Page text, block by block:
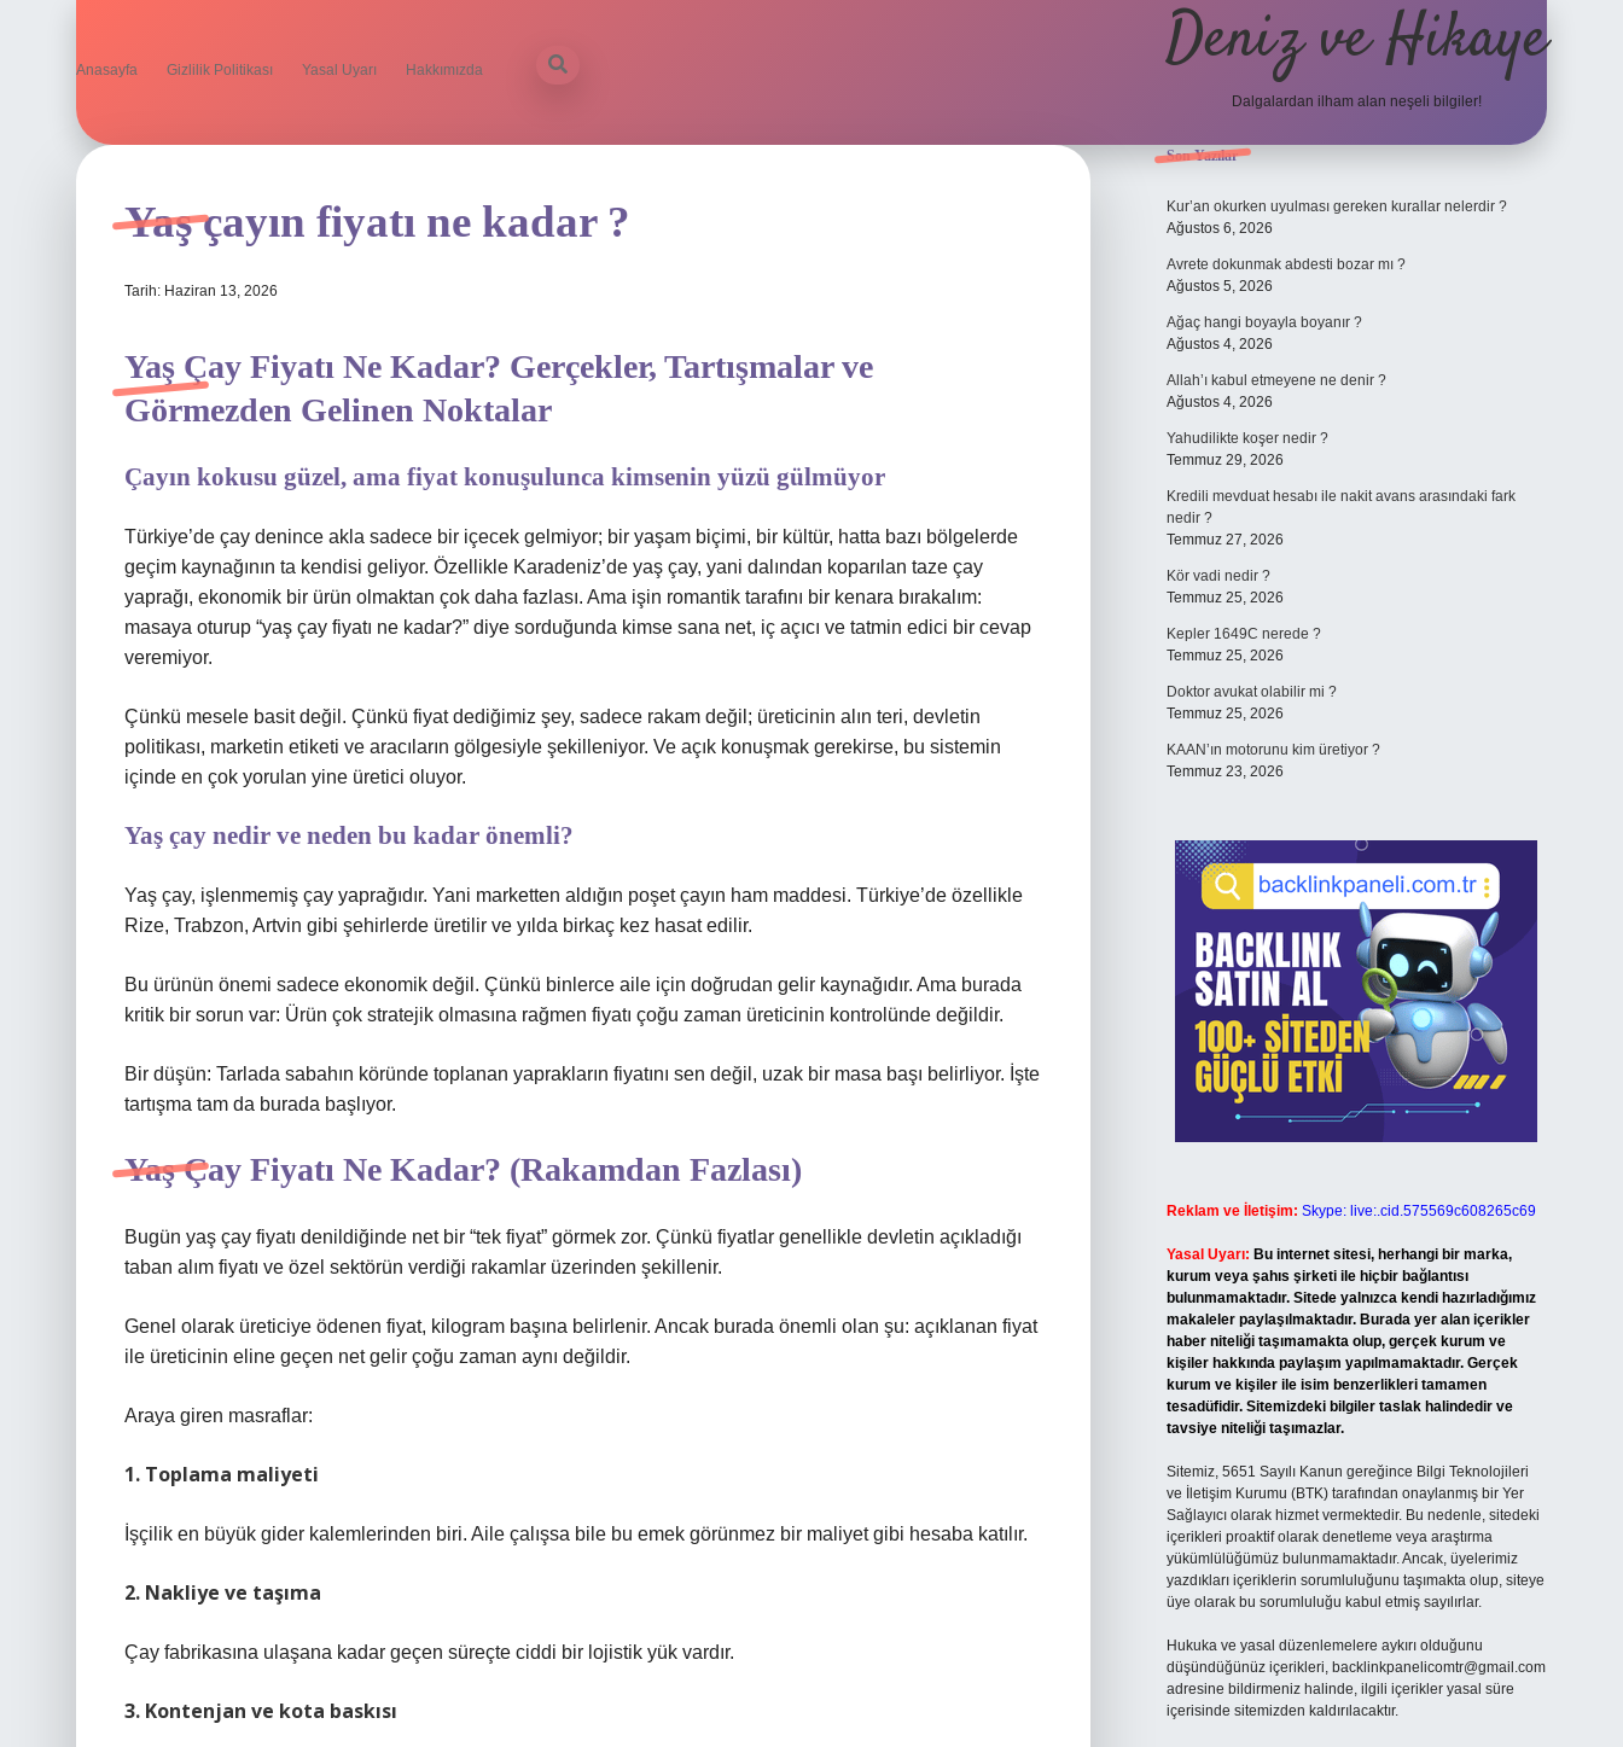
Anasayfa Gizlilik Politikası Yasal Uyarı Hakkımızda Deniz ve Hikaye
Dalgalardan ilham alan neşeli bilgiler!
Yaş çayın fiyatı ne kadar ?
Tarih: Haziran 13, 2026
Yaş Çay Fiyatı Ne Kadar? Gerçekler, Tartışmalar ve
Görmezden Gelinen Noktalar
Çayın kokusu güzel, ama fiyat konuşulunca kimsenin yüzü gülmüyor
Türkiye’de çay denince akla sadece bir içecek gelmiyor; bir yaşam biçimi, bir kültür, hatta bazı bölgelerde
geçim kaynağının ta kendisi geliyor. Özellikle Karadeniz’de yaş çay, yani dalından koparılan taze çay
yaprağı, ekonomik bir ürün olmaktan çok daha fazlası. Ama işin romantik tarafını bir kenara bırakalım:
masaya oturup “yaş çay fiyatı ne kadar?” diye sorduğunda kimse sana net, iç açıcı ve tatmin edici bir cevap
veremiyor.
Çünkü mesele basit değil. Çünkü fiyat dediğimiz şey, sadece rakam değil; üreticinin alın teri, devletin
politikası, marketin etiketi ve aracıların gölgesiyle şekilleniyor. Ve açık konuşmak gerekirse, bu sistemin
içinde en çok yorulan yine üretici oluyor.
Yaş çay nedir ve neden bu kadar önemli?
Yaş çay, işlenmemiş çay yaprağıdır. Yani marketten aldığın poşet çayın ham maddesi. Türkiye’de özellikle
Rize, Trabzon, Artvin gibi şehirlerde üretilir ve yılda birkaç kez hasat edilir.
Bu ürünün önemi sadece ekonomik değil. Çünkü binlerce aile için doğrudan gelir kaynağıdır. Ama burada
kritik bir sorun var: Ürün çok stratejik olmasına rağmen fiyatı çoğu zaman üreticinin kontrolünde değildir.
Bir düşün: Tarlada sabahın köründe toplanan yaprakların fiyatını sen değil, uzak bir masa başı belirliyor. İşte
tartışma tam da burada başlıyor.
Yaş Çay Fiyatı Ne Kadar? (Rakamdan Fazlası)
Bugün yaş çay fiyatı denildiğinde net bir “tek fiyat” görmek zor. Çünkü fiyatlar genellikle devletin açıkladığı
taban alım fiyatı ve özel sektörün verdiği rakamlar üzerinden şekillenir.
Genel olarak üreticiye ödenen fiyat, kilogram başına belirlenir. Ancak burada önemli olan şu: açıklanan fiyat
ile üreticinin eline geçen net gelir çoğu zaman aynı değildir.
Araya giren masraflar:
1. Toplama maliyeti
İşçilik en büyük gider kalemlerinden biri. Aile çalışsa bile bu emek görünmez bir maliyet gibi hesaba katılır.
2. Nakliye ve taşıma
Çay fabrikasına ulaşana kadar geçen süreçte ciddi bir lojistik yük vardır.
3. Kontenjan ve kota baskısı
Sidebar
Son Yazılar
Kur’an okurken uyulması gereken kurallar nelerdir ?
Ağustos 6, 2026
Avrete dokunmak abdesti bozar mı ?
Ağustos 5, 2026
Ağaç hangi boyayla boyanır ?
Ağustos 4, 2026
Allah’ı kabul etmeyene ne denir ?
Ağustos 4, 2026
Yahudilikte koşer nedir ?
Temmuz 29, 2026
Kredili mevduat hesabı ile nakit avans arasındaki fark
nedir ?
Temmuz 27, 2026
Kör vadi nedir ?
Temmuz 25, 2026
Kepler 1649C nerede ?
Temmuz 25, 2026
Doktor avukat olabilir mi ?
Temmuz 25, 2026
KAAN’ın motorunu kim üretiyor ?
Temmuz 23, 2026
Reklam ve İletişim: Skype: live:.cid.575569c608265c69
Yasal Uyarı: Bu internet sitesi, herhangi bir marka,
kurum veya şahıs şirketi ile hiçbir bağlantısı
bulunmamaktadır. Sitede yalnızca kendi hazırladığımız
makaleler paylaşılmaktadır. Burada yer alan içerikler
haber niteliği taşımamakta olup, gerçek kurum ve
kişiler hakkında paylaşım yapılmamaktadır. Gerçek
kurum ve kişiler ile isim benzerlikleri tamamen
tesadüfidir. Sitemizdeki bilgiler taslak halindedir ve
tavsiye niteliği taşımazlar.
Sitemiz, 5651 Sayılı Kanun gereğince Bilgi Teknolojileri
ve İletişim Kurumu (BTK) tarafından onaylanmış bir Yer
Sağlayıcı olarak hizmet vermektedir. Bu nedenle, sitedeki
içerikleri proaktif olarak denetleme veya araştırma
yükümlülüğümüz bulunmamaktadır. Ancak, üyelerimiz
yazdıkları içeriklerin sorumluluğunu taşımakta olup, siteye
üye olarak bu sorumluluğu kabul etmiş sayılırlar.
Hukuka ve yasal düzenlemelere aykırı olduğunu
düşündüğünüz içerikleri, backlinkpanelicomtr@gmail.com
adresine bildirmeniz halinde, ilgili içerikler yasal süre
içerisinde sitemizden kaldırılacaktır.
ilbet yeni girişilbet yeni giriş